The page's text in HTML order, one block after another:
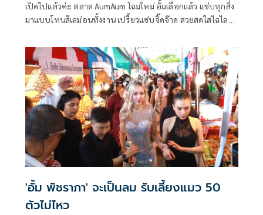
เปิดไปแล้วค่ะ ตลาด AumAum โฉมใหม่ อั้มเลือกแล้ว แซ่บทุกสิ่ง
มาแบบโทนสีเลม่อนทั้งงาน เปรี้ยวแซ่บจิ๊ดจ๊าด สวยสดใสไฉไล
ซีคอนสแควร์ ศรีนครินทร์ มายลโฉมทั้งเจ้าของตลาดคนสวย
อั้ม-พัชราภา ไชยเชื้อ และเพื่อนดาราขนกันมามากมาย
'อั้ม พัชราภา' จะเป็นลม รับเลี้ยงแมว 50
ตัวไม่ไหว